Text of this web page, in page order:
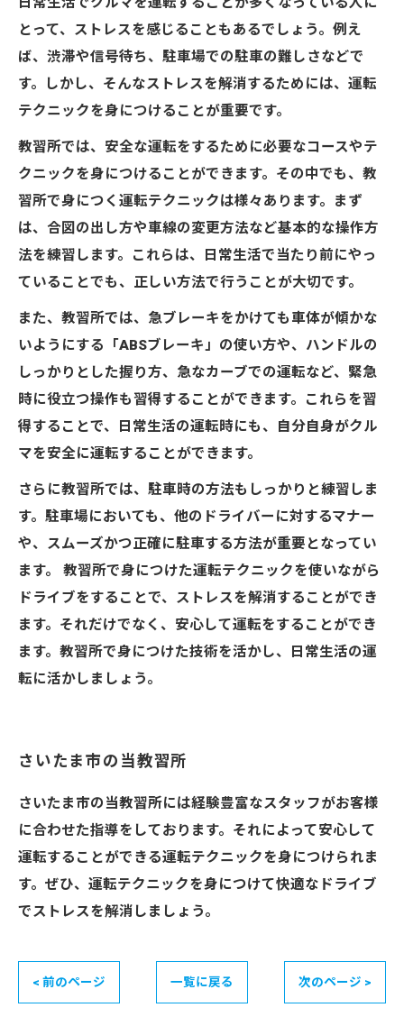
とって、ストレスを感じることもあるでしょう。例え
ば、渋滞や信号待ち、駐車場での駐車の難しさなどで
す。しかし、そんなストレスを解消するためには、運転
テクニックを身につけることが重要です。
教習所では、安全な運転をするために必要なコースやテ
クニックを身につけることができます。その中でも、教
習所で身につく運転テクニックは様々あります。まず
は、合図の出し方や車線の変更方法など基本的な操作方
法を練習します。これらは、日常生活で当たり前にやっ
ていることでも、正しい方法で行うことが大切です。
また、教習所では、急ブレーキをかけても車体が傾かな
いようにする「ABSブレーキ」の使い方や、ハンドルの
しっかりとした握り方、急なカーブでの運転など、緊急
時に役立つ操作も習得することができます。これらを習
得することで、日常生活の運転時にも、自分自身がクル
マを安全に運転することができます。
さらに教習所では、駐車時の方法もしっかりと練習しま
す。駐車場においても、他のドライバーに対するマナー
や、スムーズかつ正確に駐車する方法が重要となってい
ます。 教習所で身につけた運転テクニックを使いながら
ドライブをすることで、ストレスを解消することができ
ます。それだけでなく、安心して運転をすることができ
ます。教習所で身につけた技術を活かし、日常生活の運
転に活かしましょう。
さいたま市の当教習所
さいたま市の当教習所には経験豊富なスタッフがお客様
に合わせた指導をしております。それによって安心して
運転することができる運転テクニックを身につけられま
す。ぜひ、運転テクニックを身につけて快適なドライブ
でストレスを解消しましょう。
< 前のページ 一覧に戻る 次のページ >